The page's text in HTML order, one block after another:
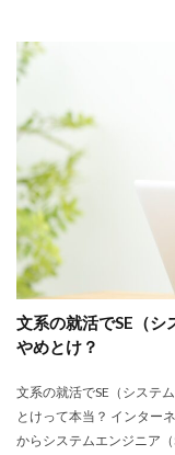
文系の就活でSE（シ
やめとけ？
文系の就活でSE（システ
とけって本当？ インター
からシステムエンジニア